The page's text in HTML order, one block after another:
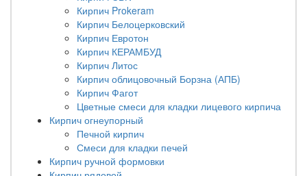
Кирпич Prokeram
Кирпич Белоцерковский
Кирпич Евротон
Кирпич КЕРАМБУД
Кирпич Литос
Кирпич облицовочный Борзна (АПБ)
Кирпич Фагот
Цветные смеси для кладки лицевого кирпича
Кирпич огнеупорный
Печной кирпич
Смеси для кладки печей
Кирпич ручной формовки